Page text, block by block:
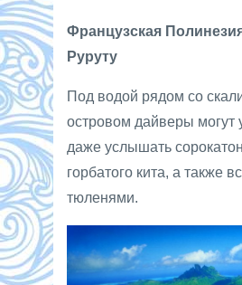
Французская
Руруту
Под водой рядом со
островом дайверы могут
даже услышать
горбатого кита, а также
тюленями.